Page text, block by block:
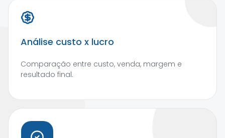
Análise custo x lucro
Comparação entre custo, venda, margem e
resultado final.